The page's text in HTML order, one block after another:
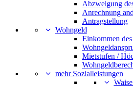
Abzweigung
Anrechnung
Antragstellung
Wohngeld
Einkommen
Mietstufen /
mehr Sozialleistungen